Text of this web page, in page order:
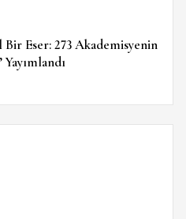
Bir Eser: 273 Akademisyenin